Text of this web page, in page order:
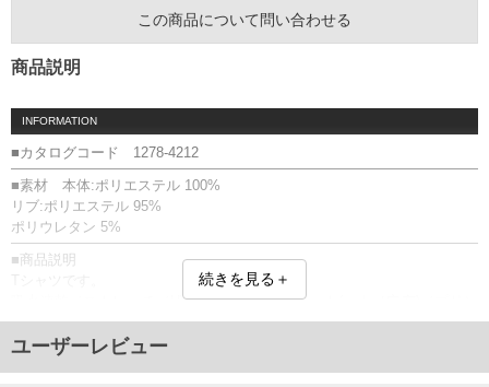
この商品について問い合わせる
商品説明
INFORMATION
■カタログコード 1278-4212
■素材 本体:ポリエステル 100%
リブ:ポリエステル 95%
ポリウレタン 5%
■商品説明
吸水速乾／ストレッチ／UV(UPF50+)／胸ポケット(ハトメ穴有)／プリン
ト(ラバー)
■サイズ表
サイズ/バスト/総丈/裾周り/肩幅/袖丈
続きを見る＋
ユーザーレビュー